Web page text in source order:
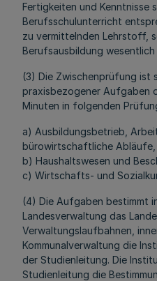
Fertigkeiten und Kenntnisse
Berufsschulunterricht
zu vermittelnden Lehrstoff,
Berufsausbildung wesentlich
(3) Die Zwischenprüfung ist
praxisbezogener Aufgaben
Minuten in folgenden
a) Ausbildungsbetrieb,
bürowirtschaftliche Abläufe,
b) Haushaltswesen und
c) Wirtschafts- und
(4) Die Aufgaben bestimmt
Landesverwaltung das
Verwaltungslaufbahnen,
Kommunalverwaltung die
der Studienleitung. Die
Studienleitung die